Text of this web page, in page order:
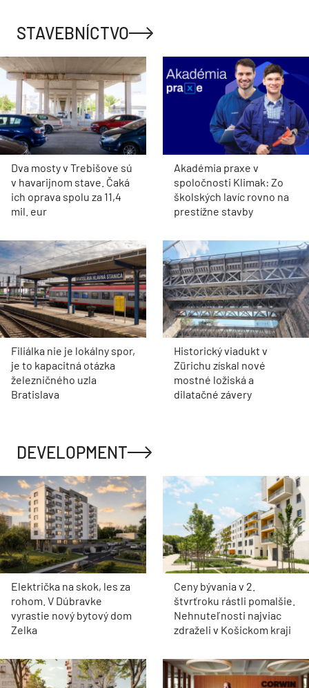
STAVEBNÍCTVO
Dva mosty v Trebišove sú
v havarijnom stave. Čaká
ich oprava spolu za 11,4
mil. eur
Akadémia praxe v
spoločnosti Klimak: Zo
školských lavíc rovno na
prestížne stavby
Filiálka nie je lokálny spor,
je to kapacitná otázka
železničného uzla
Bratislava
Historický viadukt v
Zürichu získal nové
mostné ložiská a
dilatačné závery
DEVELOPMENT
Električka na skok, les za
rohom. V Dúbravke
vyrastie nový bytový dom
Zelka
Ceny bývania v 2.
štvrťroku rástli pomalšie.
Nehnuteľnosti najviac
zdraželi v Košickom kraji